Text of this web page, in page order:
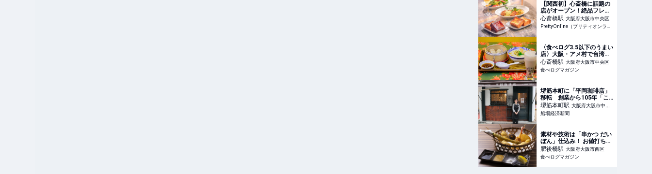
【関西初】心斎橋に話題の
店がオープン！絶品フレン
チトーストの贅沢ブランチ |
PrettyOnline
心斎橋駅 大阪府大阪市中央区
PrettyOnline（プリティオンライン）
〈食べログ3.5以下のうまい
店〉大阪・アメ村で台湾ト
リップ！ 現地さながらの台
湾の味を楽しめる老舗カフ
ェとは？ | 食べログマガジ
心斎橋駅 大阪府大阪市中央区
食べログマガジン
堺筋本町に「平岡珈琲店」
移転 創業から105年「こ
こでも憩いの場に」
堺筋本町駅 大阪府大阪市中央
区
船場経済新聞
素材や技術は「串かつ だい
ぼん」仕込み！ お値打ち価
格のセカンドラインが大
阪・肥後橋にオープン | 食
べログマガジン
肥後橋駅 大阪府大阪市西区
食べログマガジン